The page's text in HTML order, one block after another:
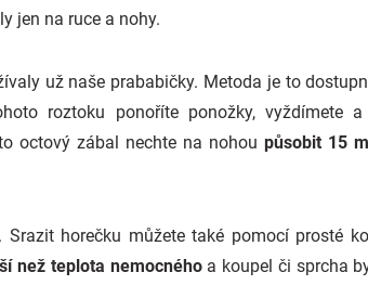
jen na ruce a nohy.
už naše prababičky. Metoda je to
roztoku ponoříte ponožky, vyždímete a
octový zábal nechte na nohoupůsobit 15
horečku můžete také pomocí prosté
než teplota nemocnéhoa koupel či sprcha